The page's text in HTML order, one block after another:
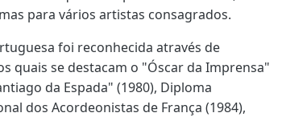
para vários artistas consagrados.
foi reconhecida através de
quais se destacam o "Óscar da Imprensa"
da Espada" (1980), Diploma
dos Acordeonistas de França (1984),